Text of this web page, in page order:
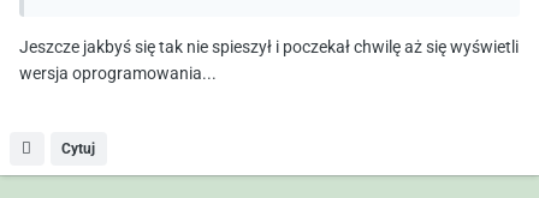
Jeszcze jakbyś się tak nie spieszył i poczekał chwilę aż się wyświetli
wersja oprogramowania...
Cytuj